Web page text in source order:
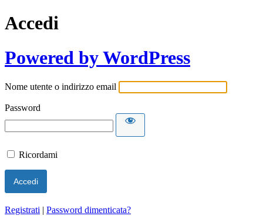
Accedi
Powered by WordPress
Nome utente o indirizzo email
Password
Ricordami
Registrati | Password dimenticata?